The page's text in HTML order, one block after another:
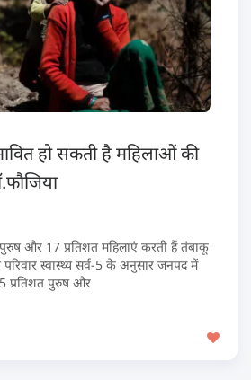
हो सकती है महिलाओं की
और 17 प्रतिशत महिलाएं करती हैं तंबाकू
परिवार स्वास्थ्य सर्व-5 के अनुसार जनपद में
प्रतिशत पुरुष और